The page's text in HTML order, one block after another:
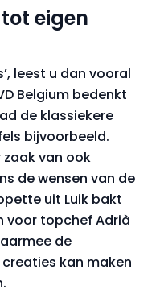
eigen
leest u dan vooral
Belgium bedenkt
de klassiekere
bijvoorbeeld.
zaak van ook
de wensen van de
uit Luik bakt
voor topchef Adrià
de
kan maken